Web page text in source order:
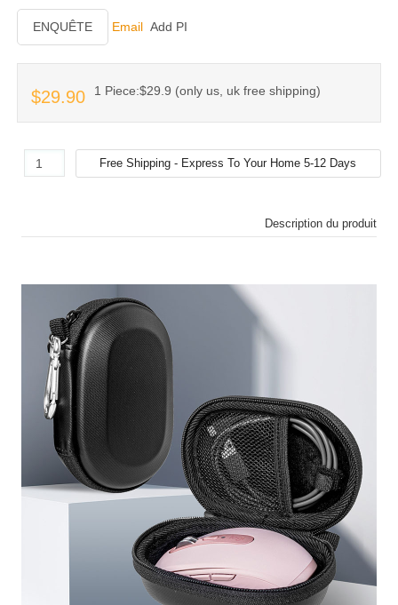
ENQUÊTE Email Add PI
$29.90 1 Piece:$29.9 (only us, uk free shipping)
Description du produit